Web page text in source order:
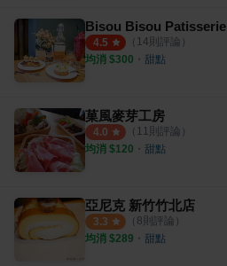
Bisou Bisou Patisserie
4.5 （ 14則評論）
均消 $300 ・ 甜點
菓風麥芽工房
4.0 （ 11 則評論）
均消 $120 ・ 甜點
亞尼克 新竹竹北店
3.3 （ 8則評論）
均消 $289 ・ 甜點